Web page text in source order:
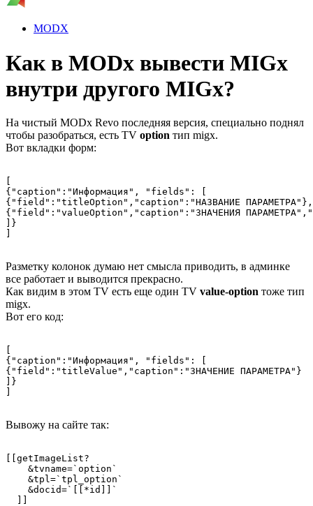
MODX
Как в MODx вывести MIGx
внутри другого MIGx?
На чистый MODx Revo последняя версия, специально поднял
чтобы разобраться, есть TV option тип migx.
Вот вкладки форм:
{"caption":"Информация", "fields": [
{"field":"titleOption","caption":"НАЗВАНИЕ ПАРАМЕТРА"},
{"field":"valueOption","caption":"ЗНАЧЕНИЯ
]}
Разметку колонок думаю нет смысла приводить, в админке
все работает и выводится прекрасно.
Как видим в этом TV есть еще один TV value-option тоже тип
migx.
Вот его код:
{"caption":"Информация", "fields": [
{"field":"titleValue","caption":"ЗНАЧЕНИЕ ПАРАМЕТРА"}
]}
Вывожу на сайте так:
[[getImageList?
    &tvname=`option`
    &tpl=`tpl_option`
    &docid=`[[*id]]`